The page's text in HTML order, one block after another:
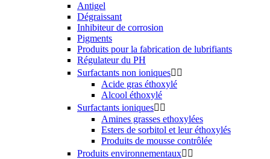
Antigel
Dégraissant
Inhibiteur de corrosion
Pigments
Produits pour la fabrication de lubrifiants
Régulateur du PH
Surfactants non ioniques 
Acide gras éthoxylé
Alcool éthoxylé
Surfactants ioniques 
Amines grasses ethoxylées
Esters de sorbitol et leur éthoxylés
Produits de mousse contrôlée
Produits environnementaux 